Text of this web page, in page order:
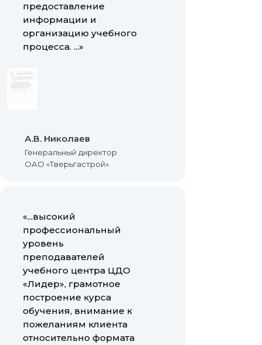
предоставление
информации и
организацию учебного
процесса. ...»
А.В. Николаев
Генеральный директор
ОАО «Тверьгастрой»
«...высокий
профессиональный
уровень
преподавателей
учебного центра ЦДО
«Лидер», грамотное
построение курса
обучения, внимание к
пожеланиям клиента
относительно формата